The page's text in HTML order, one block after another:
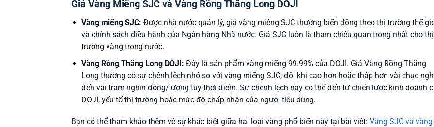
Giá Vàng Miếng SJC và Vàng Rồng Thăng Long DOJI
Vàng miếng SJC: Được nhà nước quản lý, giá vàng miếng SJC thường biến động theo thị trường thế
và chính sách điều hành của Ngân hàng Nhà nước. Giá SJC luôn là tham chiếu quan trọng nhất cho thị
trường vàng trong nước.
Vàng Rồng Thăng Long DOJI: Đây là sản phẩm vàng miếng 99.99% của DOJI. Giá Vàng Rồng Thăng
Long thường có sự chênh lệch nhỏ so với vàng miếng SJC, đôi khi cao hơn hoặc thấp hơn vài chục
đến vài trăm nghìn đồng/lượng tùy thời điểm. Sự chênh lệch này có thể đến từ chiến lược kinh doanh
DOJI, yếu tố thị trường hoặc mức độ chấp nhận của người tiêu dùng.
Bạn có thể tham khảo thêm về sự khác biệt giữa hai loại vàng phổ biến này tại bài viết: Vàng SJC và vàng